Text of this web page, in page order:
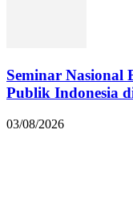
Seminar Nasional
Publik Indonesia
03/08/2026